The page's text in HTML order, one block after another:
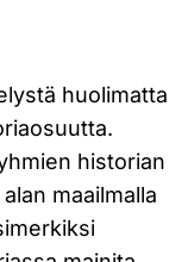
huolimatta
historian
maailmalla